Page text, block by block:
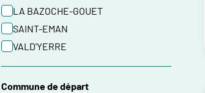
LA BAZOCHE-GOUET
SAINT-EMAN
VALD'YERRE
Commune de départ